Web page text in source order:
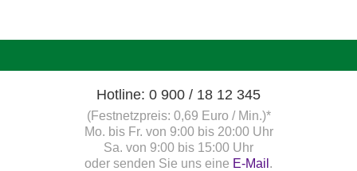
Hotline: 0 900 / 18 12 345
(Festnetzpreis: 0,69 Euro / Min.)*
Mo. bis Fr. von 9:00 bis 20:00 Uhr
Sa. von 9:00 bis 15:00 Uhr
oder senden Sie uns eine E-Mail .